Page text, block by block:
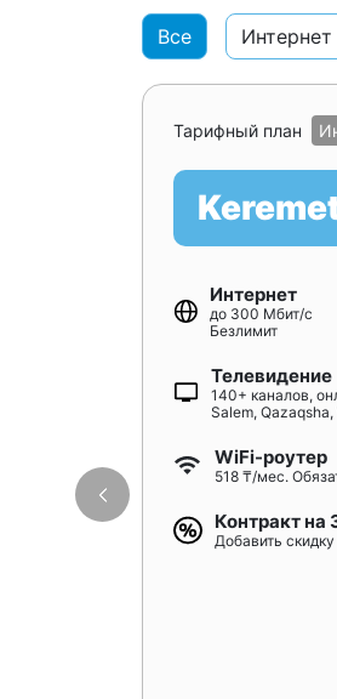
Все Интернет
Тарифный план
Интернет
до 300 Мбит/с
Безлимит
Телевидение
140+ каналов,
Salem, Qazaqsha,
WiFi-роутер
518 ₸/мес.
Контракт на
Добавить